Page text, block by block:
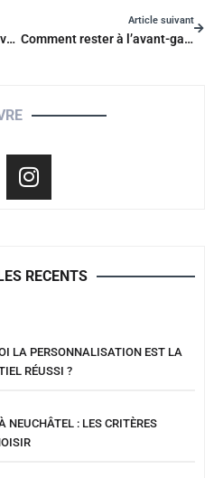
Les animaux pour parfaire votre déco
Article suivant
Comment rester à l’avant-garde des tendances décoratives ? Les clés
RECENTS
LA PERSONNALISATION EST LA
RÉUSSI ?
NEUCHÂTEL : LES CRITÈRES